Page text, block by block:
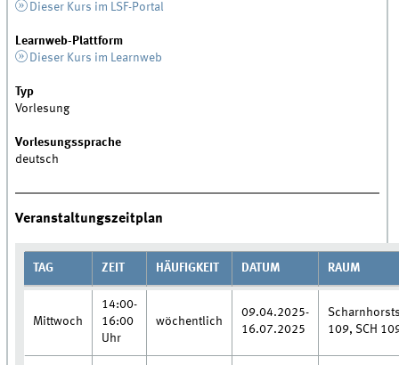
Dieser Kurs im LSF-Portal
Learnweb-Plattform
Dieser Kurs im Learnweb
Typ
Vorlesung
Vorlesungssprache
deutsch
Veranstaltungszeitplan
TAG ZEIT HÄUFIGKEIT DATUM RAUM
Mittwoch
14:00-
16:00
Uhr
wöchentlich
09.04.2025-
16.07.2025
109, SCH